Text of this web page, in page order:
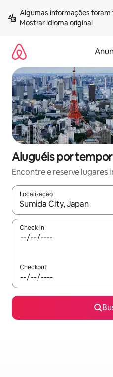
para
Mostrar idioma original
Aluguéis por
Encontre e reserve lugares
Localização
Quando os resultados
Check-in
Checkout